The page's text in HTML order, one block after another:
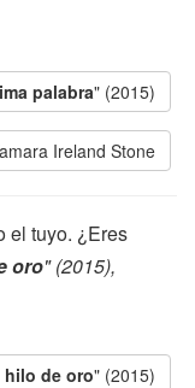
palabra" (2015)
Ireland Stone
el tuyo. ¿Eres
oro" (2015),
hilo de oro" (2015)